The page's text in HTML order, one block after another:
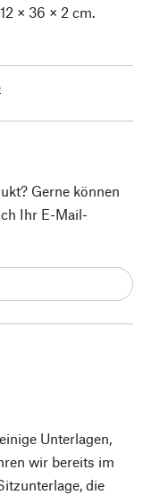
Unterlagen,
wir bereits im
die
× 36 × 2 cm.
Gerne können
Ihr E-Mail-